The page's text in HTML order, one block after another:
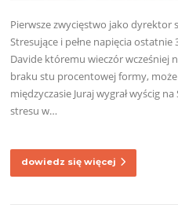
Pierwsze zwycięstwo jako dyrektor
Stresujące i pełne napięcia
Davide któremu wieczór wcześniej
braku stu procentowej formy,
międzyczasie Juraj wygrał wyścig
stresu w…
dowiedz się więcej